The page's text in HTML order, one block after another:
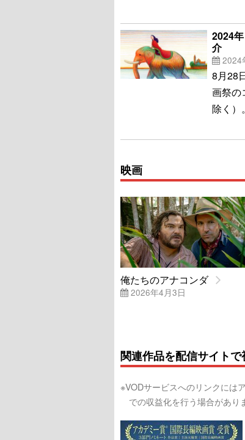
2024
介
2024
8月28
画祭の
除く）。
映画
俺たちのアナコンダ
2026年4月3日
関連作品を配信サイトで
※VODサービスへのリンクには
での収益化を行う場合があり